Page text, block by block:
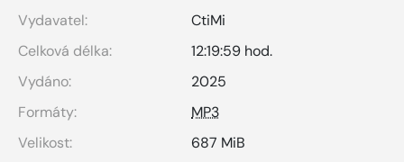
Vydavatel:
CtiMi
Celková délka:
12:19:59 hod.
Vydáno:
2025
Formáty:
MP3
Velikost:
687 MiB